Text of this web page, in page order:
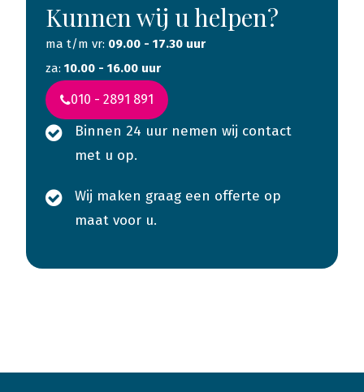
Kunnen wij u helpen?
ma t/m vr: 09.00 - 17.30 uur
za: 10.00 - 16.00 uur
010 - 2891 891
Binnen 24 uur nemen wij contact
met u op.
Wij maken graag een offerte op
maat voor u.